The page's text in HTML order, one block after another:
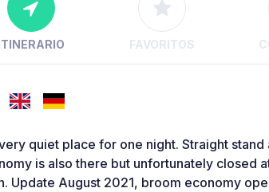
FAVORITOS
quiet place for one night. Straight
is also there but unfortunately closed
Update August 2021, broom economy